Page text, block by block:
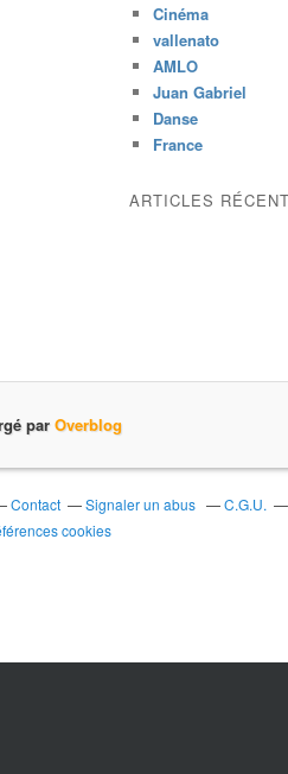
Cinéma
vallenato
AMLO
Juan Gabriel
Danse
France
ARTICLES
par Overblog
Contact Signaler un abus C.G.U.
cookies